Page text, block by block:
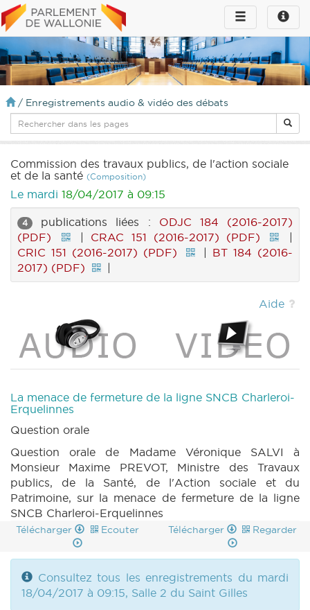
Toggle
infos
Toggle
navigation
/ Enregistrements audio & vidéo des débats
Commission des travaux publics, de l'action sociale
et de la santé (Composition)
Le mardi 18/04/2017 à 09:15
4 publications liées : ODJC 184 (2016-2017)
(PDF)
| CRAC 151 (2016-2017) (PDF)
|
CRIC 151 (2016-2017) (PDF)
| BT 184 (2016-
2017) (PDF)
|
Aide
La menace de fermeture de la ligne SNCB Charleroi-
Erquelinnes
Question orale
Question orale de Madame Véronique SALVI à
Monsieur Maxime PREVOT, Ministre des Travaux
publics, de la Santé, de l'Action sociale et du
Patrimoine, sur la menace de fermeture de la ligne
SNCB Charleroi-Erquelinnes
Télécharger Ecouter Télécharger Regarder
Consultez tous les enregistrements du mardi
18/04/2017 à 09:15, Salle 2 du Saint Gilles